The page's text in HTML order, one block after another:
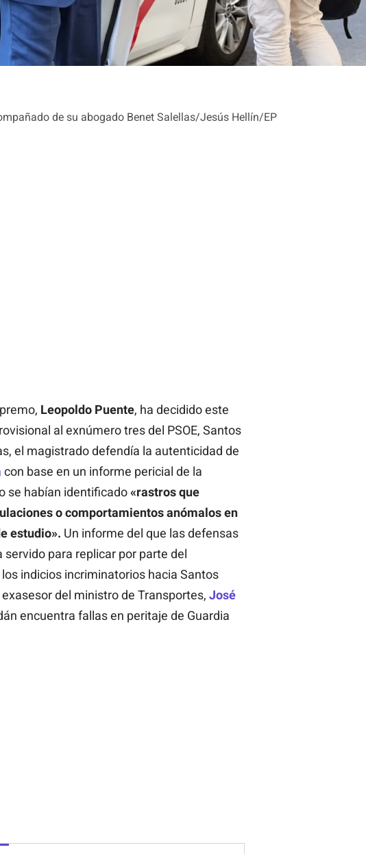
de su abogado Benet Salellas/Jesús Hellín/EP
Leopoldo Puente, ha decidido este
al exnúmero tres del PSOE, Santos
el magistrado defendía la autenticidad de
con base en un informe pericial de la
se habían identificado«rastros que
o comportamientos anómalos en
estudio». Un informe del que las defensas
para replicar por parte del
indicios incriminatorios hacia Santos
del ministro de Transportes, José
encuentra fallas en peritaje de Guardia